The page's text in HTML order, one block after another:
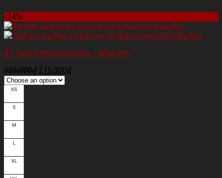
-34%
Áo Thun Cotton Oversize – Màu Đen
325,000₫ 215,000₫
XS
S
M
L
XL